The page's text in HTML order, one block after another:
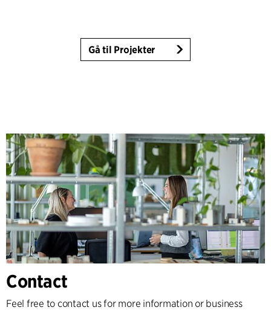
Gå til Projekter
Contact
Feel free to contact us for more information or business